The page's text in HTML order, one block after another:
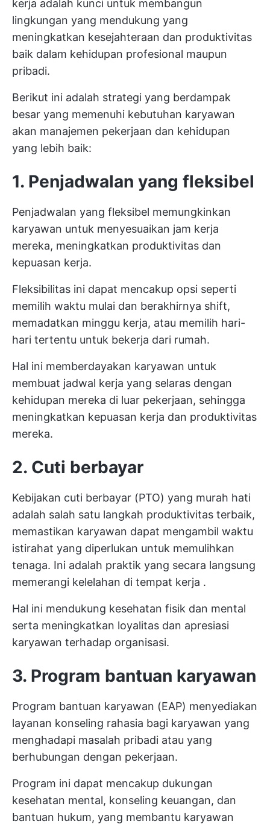
kerja adalah kunci untuk membangun
lingkungan yang mendukung yang
meningkatkan kesejahteraan dan produktivitas
baik dalam kehidupan profesional maupun
pribadi.
Berikut ini adalah strategi yang berdampak
besar yang memenuhi kebutuhan karyawan
akan manajemen pekerjaan dan kehidupan
yang lebih baik:
1. Penjadwalan yang fleksibel
Penjadwalan yang fleksibel memungkinkan
karyawan untuk menyesuaikan jam kerja
mereka, meningkatkan produktivitas dan
kepuasan kerja.
Fleksibilitas ini dapat mencakup opsi seperti
memilih waktu mulai dan berakhirnya shift,
memadatkan minggu kerja, atau memilih hari-
hari tertentu untuk bekerja dari rumah.
Hal ini memberdayakan karyawan untuk
membuat jadwal kerja yang selaras dengan
kehidupan mereka di luar pekerjaan, sehingga
meningkatkan kepuasan kerja dan produktivitas
mereka.
2. Cuti berbayar
Kebijakan cuti berbayar (PTO) yang murah hati
adalah salah satu langkah produktivitas terbaik,
memastikan karyawan dapat mengambil waktu
istirahat yang diperlukan untuk memulihkan
tenaga. Ini adalah praktik yang secara langsung
memerangi kelelahan di tempat kerja .
Hal ini mendukung kesehatan fisik dan mental
serta meningkatkan loyalitas dan apresiasi
karyawan terhadap organisasi.
3. Program bantuan karyawan
Program bantuan karyawan (EAP) menyediakan
layanan konseling rahasia bagi karyawan yang
menghadapi masalah pribadi atau yang
berhubungan dengan pekerjaan.
Program ini dapat mencakup dukungan
kesehatan mental, konseling keuangan, dan
bantuan hukum, yang membantu karyawan